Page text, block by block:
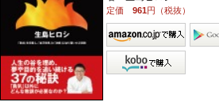
定価961円（税抜）